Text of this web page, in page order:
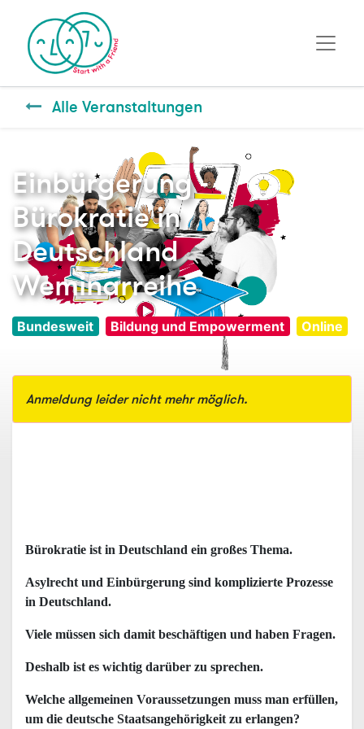
Alle Veranstaltungen
Einbürgerung -
Bürokratie in
Deutschland
Weminarreihe
Bundesweit Bildung und Empowerment Online
Anmeldung leider nicht mehr möglich.
Bürokratie ist in Deutschland ein großes Thema.
Asylrecht und Einbürgerung sind komplizierte Prozesse
in Deutschland.
Viele müssen sich damit beschäftigen und haben Fragen.
Deshalb ist es wichtig darüber zu sprechen.
Welche allgemeinen Voraussetzungen muss man erfüllen,
um die deutsche Staatsangehörigkeit zu erlangen?